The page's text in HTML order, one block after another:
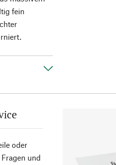
fein
oder
und